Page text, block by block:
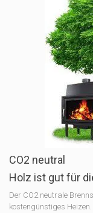
CO2 neutral
Holz ist gut für
Der CO2 neutrale
kostengünstiges